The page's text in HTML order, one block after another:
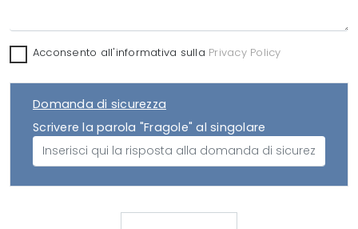
Acconsento all'informativa sulla Privacy Policy
Domanda di sicurezza
Scrivere la parola "Fragole" al singolare